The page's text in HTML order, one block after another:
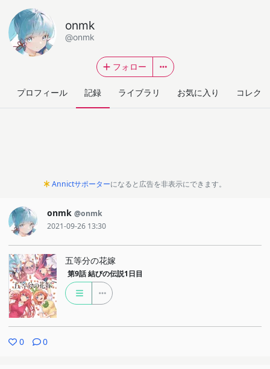
onmk
@onmk
フォロー
プロフィール 記録 ライブラリ お気に入り コレク
Annictサポーターになると広告を非表示にできます。
onmk @onmk
2021-09-26 13:30
五等分の花嫁
第9話 結びの伝説1日目
0 0